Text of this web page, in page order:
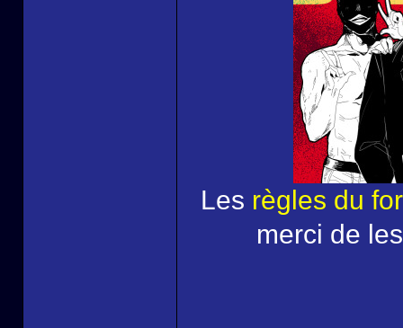
Les règles du
merci de